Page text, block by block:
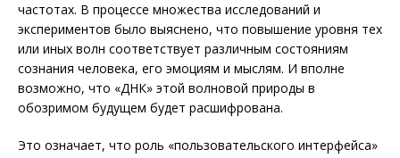
частотах. В процессе множества исследований и
экспериментов было выяснено, что повышение уровня тех
или иных волн соответствует различным состояниям
сознания человека, его эмоциям и мыслям. И вполне
возможно, что «ДНК» этой волновой природы в
обозримом будущем будет расшифрована.
Это означает, что роль «пользовательского интерфейса»